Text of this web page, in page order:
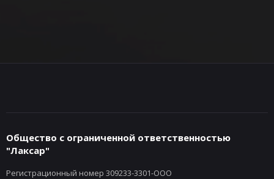
Общество с ограниченной ответственностью
"Лаксар"
Регистрационный номер 309233-3301-ООО